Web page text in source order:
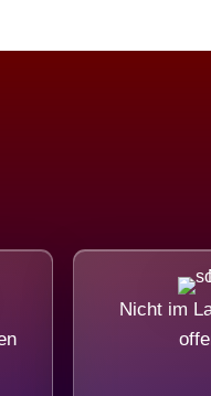
Nicht im